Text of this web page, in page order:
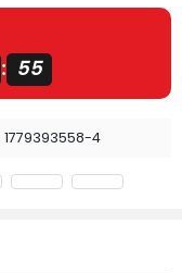
: 54
1779393558-4